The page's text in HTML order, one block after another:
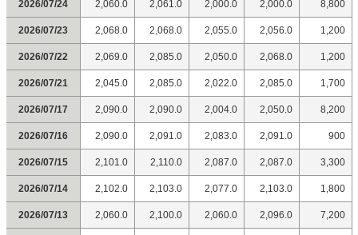
2026/07/24 2,060.0 2,061.0 2,000.0 2,000.0 8,800
2026/07/23 2,068.0 2,068.0 2,055.0 2,056.0 1,200
2026/07/22 2,069.0 2,085.0 2,050.0 2,068.0 1,200
2026/07/21 2,045.0 2,085.0 2,022.0 2,085.0 1,700
2026/07/17 2,090.0 2,090.0 2,004.0 2,050.0 8,200
2026/07/16 2,090.0 2,091.0 2,083.0 2,091.0 900
2026/07/15 2,101.0 2,110.0 2,087.0 2,087.0 3,300
2026/07/14 2,102.0 2,103.0 2,077.0 2,103.0 1,800
2026/07/13 2,060.0 2,100.0 2,060.0 2,096.0 7,200